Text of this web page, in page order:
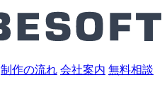
制作の流れ 会社案内 無料相談